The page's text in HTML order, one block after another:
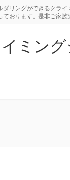
リングができるクラ
おります。是非ご家族
ミン